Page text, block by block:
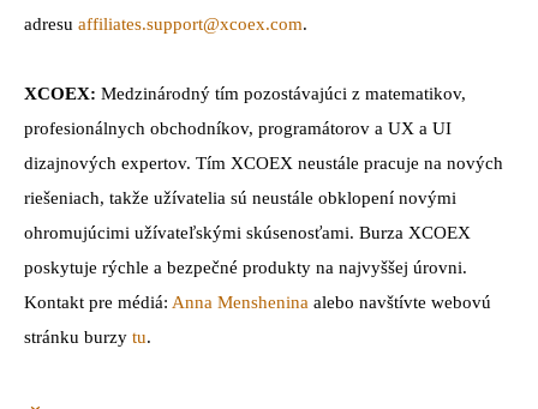
adresu affiliates.support@xcoex.com.
XCOEX: Medzinárodný tím pozostávajúci z matematikov,
profesionálnych obchodníkov, programátorov a UX a UI
dizajnových expertov. Tím XCOEX neustále pracuje na nových
riešeniach, takže užívatelia sú neustále obklopení novými
ohromujúcimi užívateľskými skúsenosťami. Burza XCOEX
poskytuje rýchle a bezpečné produkty na najvyššej úrovni.
Kontakt pre médiá: Anna Menshenina alebo navštívte webovú
stránku burzy tu.